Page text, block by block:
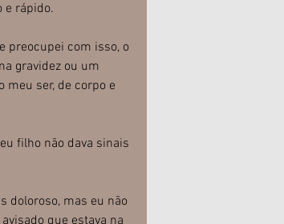
e rápido.
preocupei com isso, o
gravidez ou um
meu ser, de corpo e
filho não dava sinais
doloroso, mas eu não
que estava na